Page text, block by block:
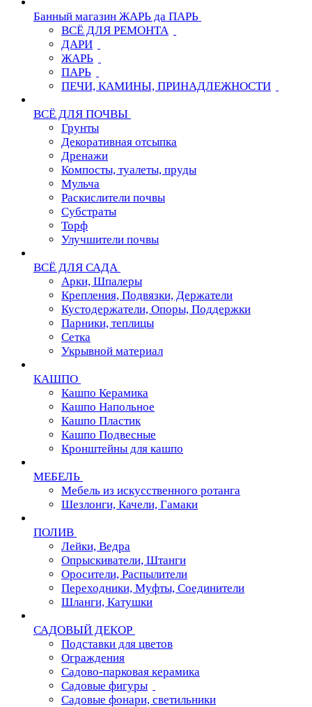
Банный магазин ЖАРЬ да ПАРЬ
ВСЁ ДЛЯ РЕМОНТА
ДАРИ
ЖАРЬ
ПАРЬ
ПЕЧИ, КАМИНЫ, ПРИНАДЛЕЖНОСТИ
ВСЁ ДЛЯ ПОЧВЫ
Грунты
Декоративная отсыпка
Дренажи
Компосты, туалеты, пруды
Мульча
Раскислители почвы
Субстраты
Торф
Улучшители почвы
ВСЁ ДЛЯ САДА
Арки, Шпалеры
Крепления, Подвязки, Держатели
Кустодержатели, Опоры, Поддержки
Парники, теплицы
Сетка
Укрывной материал
КАШПО
Кашпо Керамика
Кашпо Напольное
Кашпо Пластик
Кашпо Подвесные
Кронштейны для кашпо
МЕБЕЛЬ
Мебель из искусственного ротанга
Шезлонги, Качели, Гамаки
ПОЛИВ
Лейки, Ведра
Опрыскиватели, Штанги
Оросители, Распылители
Переходники, Муфты, Соединители
Шланги, Катушки
САДОВЫЙ ДЕКОР
Подставки для цветов
Ограждения
Садово-парковая керамика
Садовые фигуры
Садовые фонари, светильники